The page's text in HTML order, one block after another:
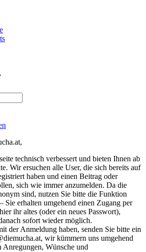
technisch verbessert und bieten Ihnen ab
Wir ersuchen alle User, die sich bereits auf
haben und einen Beitrag oder
sich wie immer anzumelden. Da die
sind, nutzen Sie bitte die Funktion
Sie erhalten umgehend einen Zugang per
ihr altes (oder ein neues Passwort),
sofort wieder möglich.
der Anmeldung haben, senden Sie bitte ein
wir kümmern uns umgehend
Wünsche und